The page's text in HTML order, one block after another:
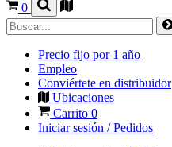
0
Precio fijo por 1 año
Empleo
Conviértete en distribuidor
Ubicaciones
Carrito 0
Iniciar sesión / Pedidos